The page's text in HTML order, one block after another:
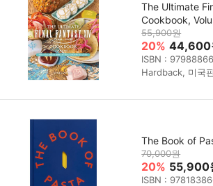
The Ultimate
Cookbook,
55,900원
20% 44,600
ISBN :
Hardback, 미국
The Book of
70,000원
20% 55,900
ISBN :